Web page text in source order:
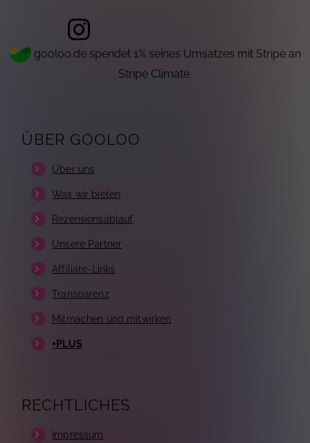
gooloo.de spendet 1% seines Umsatzes mit Stripe an
Stripe Climate.
ÜBER GOOLOO
Über uns
Was wir bieten
Rezensionsablauf
Unsere Partner
Affiliate-Links
Transparenz
Mitmachen und mitwirken
+PLUS
RECHTLICHES
Impressum